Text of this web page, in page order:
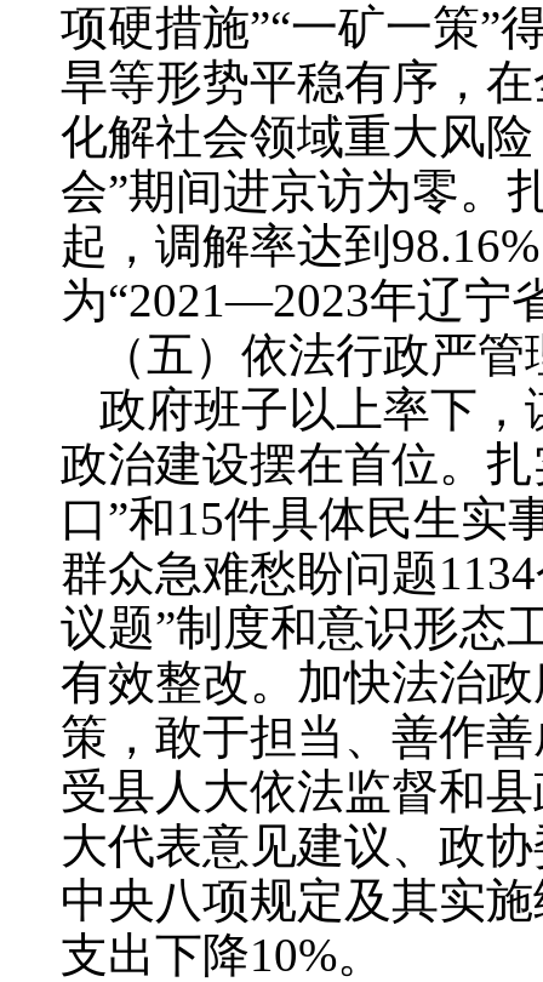
项硬措施”“一矿一策”
旱等形势平稳有序，
化解社会领域重大风
会”期间进京访为零。
起，调解率达到
为“2021—2023年辽宁
（五）依法行政严
政府班子以上率下
政治建设摆在首位。
口”和15件具体民生实
群众急难愁盼问题
议题”制度和意识形态
有效整改。加快法治
策，敢于担当、善作
受县人大依法监督和
大代表意见建议、政
中央八项规定及其实
支出下降10%。